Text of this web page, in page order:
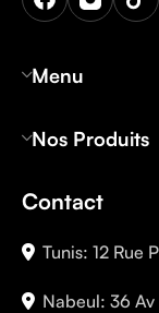
Menu
Nos Produits
Contact
Tunis: 12 Rue
Nabeul: 36